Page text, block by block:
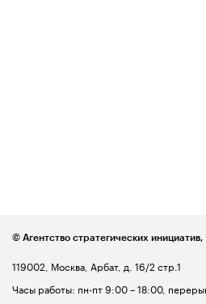
119002, Москва, Арбат, д. 16/2 стр.1
Часы работы: пн-пт 9:00 – 18:00,
© Агентство стратегических инициатив,